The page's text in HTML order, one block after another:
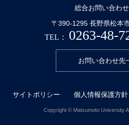
総合お問い合わ
〒390-1295 長野県松本
TEL： 0263-48-
お問い合わせ先
サイトポリシー 個人情報保護方針
Copyright © Matsumoto University